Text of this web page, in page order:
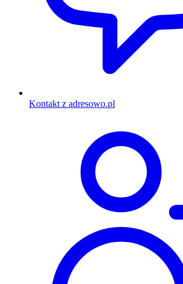
Kontakt z adresowo.pl